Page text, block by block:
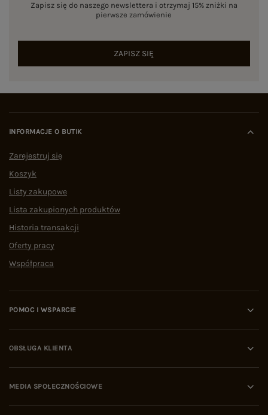
Zapisz się do naszego newslettera i otrzymaj 15% zniżki na
pierwsze zamówienie
ZAPISZ SIĘ
INFORMACJE O BUTIK
Zarejestruj się
Koszyk
Listy zakupowe
Lista zakupionych produktów
Historia transakcji
Oferty pracy
Współpraca
POMOC I WSPARCIE
OBSŁUGA KLIENTA
MEDIA SPOŁECZNOŚCIOWE